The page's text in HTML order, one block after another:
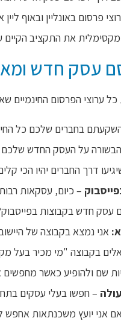
פרסום באונליין ובאוף
מקסימלית את התקציב
עסק חדש
ערוצי הפרסום החינמיים
בחברים שלכם כל
על העסק החדש שלכם
דרך החברים יהיו הכי
– כיום, עסקאות
עסק חדש בקבוצות
אני נמצא בקבוצה של
בקבוצה "מי מכיר בעל
שם ולהופיע כאשר
– חפשו בעלי עסקים
אני יועץ משכנתאות אחפש